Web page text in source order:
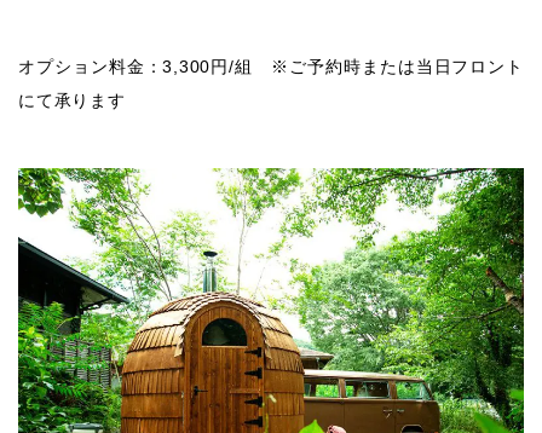
オプション料金：3,300円/組 ※ご予約時または当日フロント
にて承ります